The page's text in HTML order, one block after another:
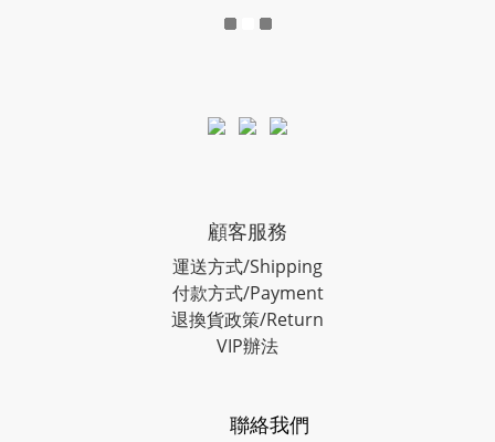
顧客服務
運送方式/Shipping
付款方式/Payment
退換貨政策/Return
VIP辦法
聯絡我們